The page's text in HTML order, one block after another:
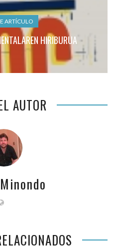
ARTÍCULO
HIRIBURUA
AUTOR